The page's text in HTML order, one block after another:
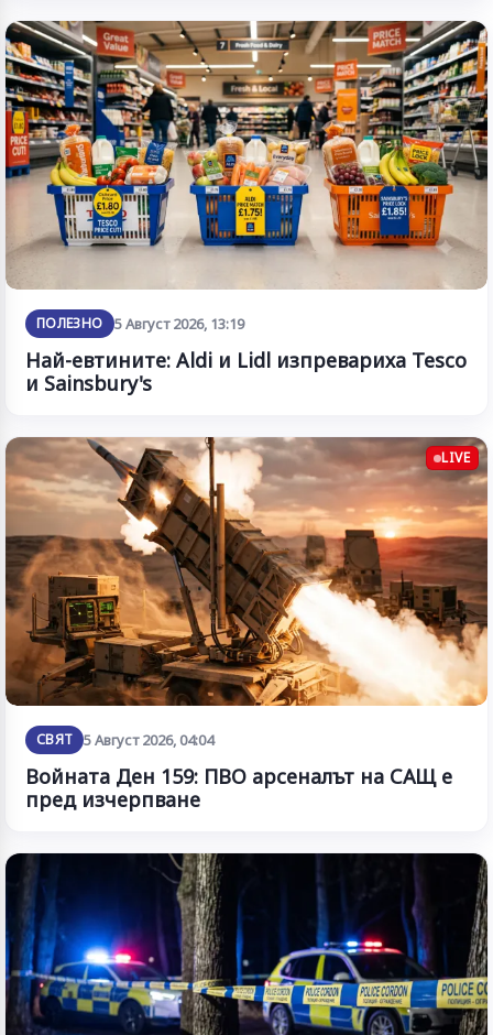
ПОЛЕЗНО 5 Август 2026, 13:19
Най-евтините: Aldi и Lidl изпревариха Tesco
и Sainsbury's
LIVE
СВЯТ 5 Август 2026, 04:04
Войната Ден 159: ПВО арсеналът на САЩ е
пред изчерпване